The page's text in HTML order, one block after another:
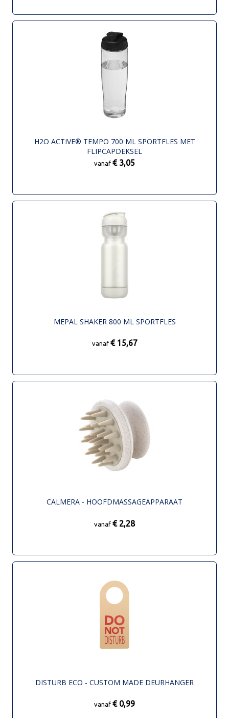
H2O ACTIVE® TEMPO 700 ML SPORTFLES MET
FLIPCAPDEKSEL
vanaf € 3,05
MEPAL SHAKER 800 ML SPORTFLES
vanaf € 15,67
CALMERA - HOOFDMASSAGEAPPARAAT
vanaf € 2,28
DISTURB ECO - CUSTOM MADE DEURHANGER
vanaf € 0,99